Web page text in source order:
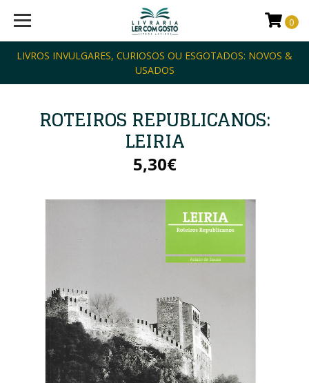
LIVROS INVULGARES, CURIOSOS OU ESGOTADOS: NOVOS &
USADOS
0
ROTEIROS REPUBLICANOS:
LEIRIA
5,30€